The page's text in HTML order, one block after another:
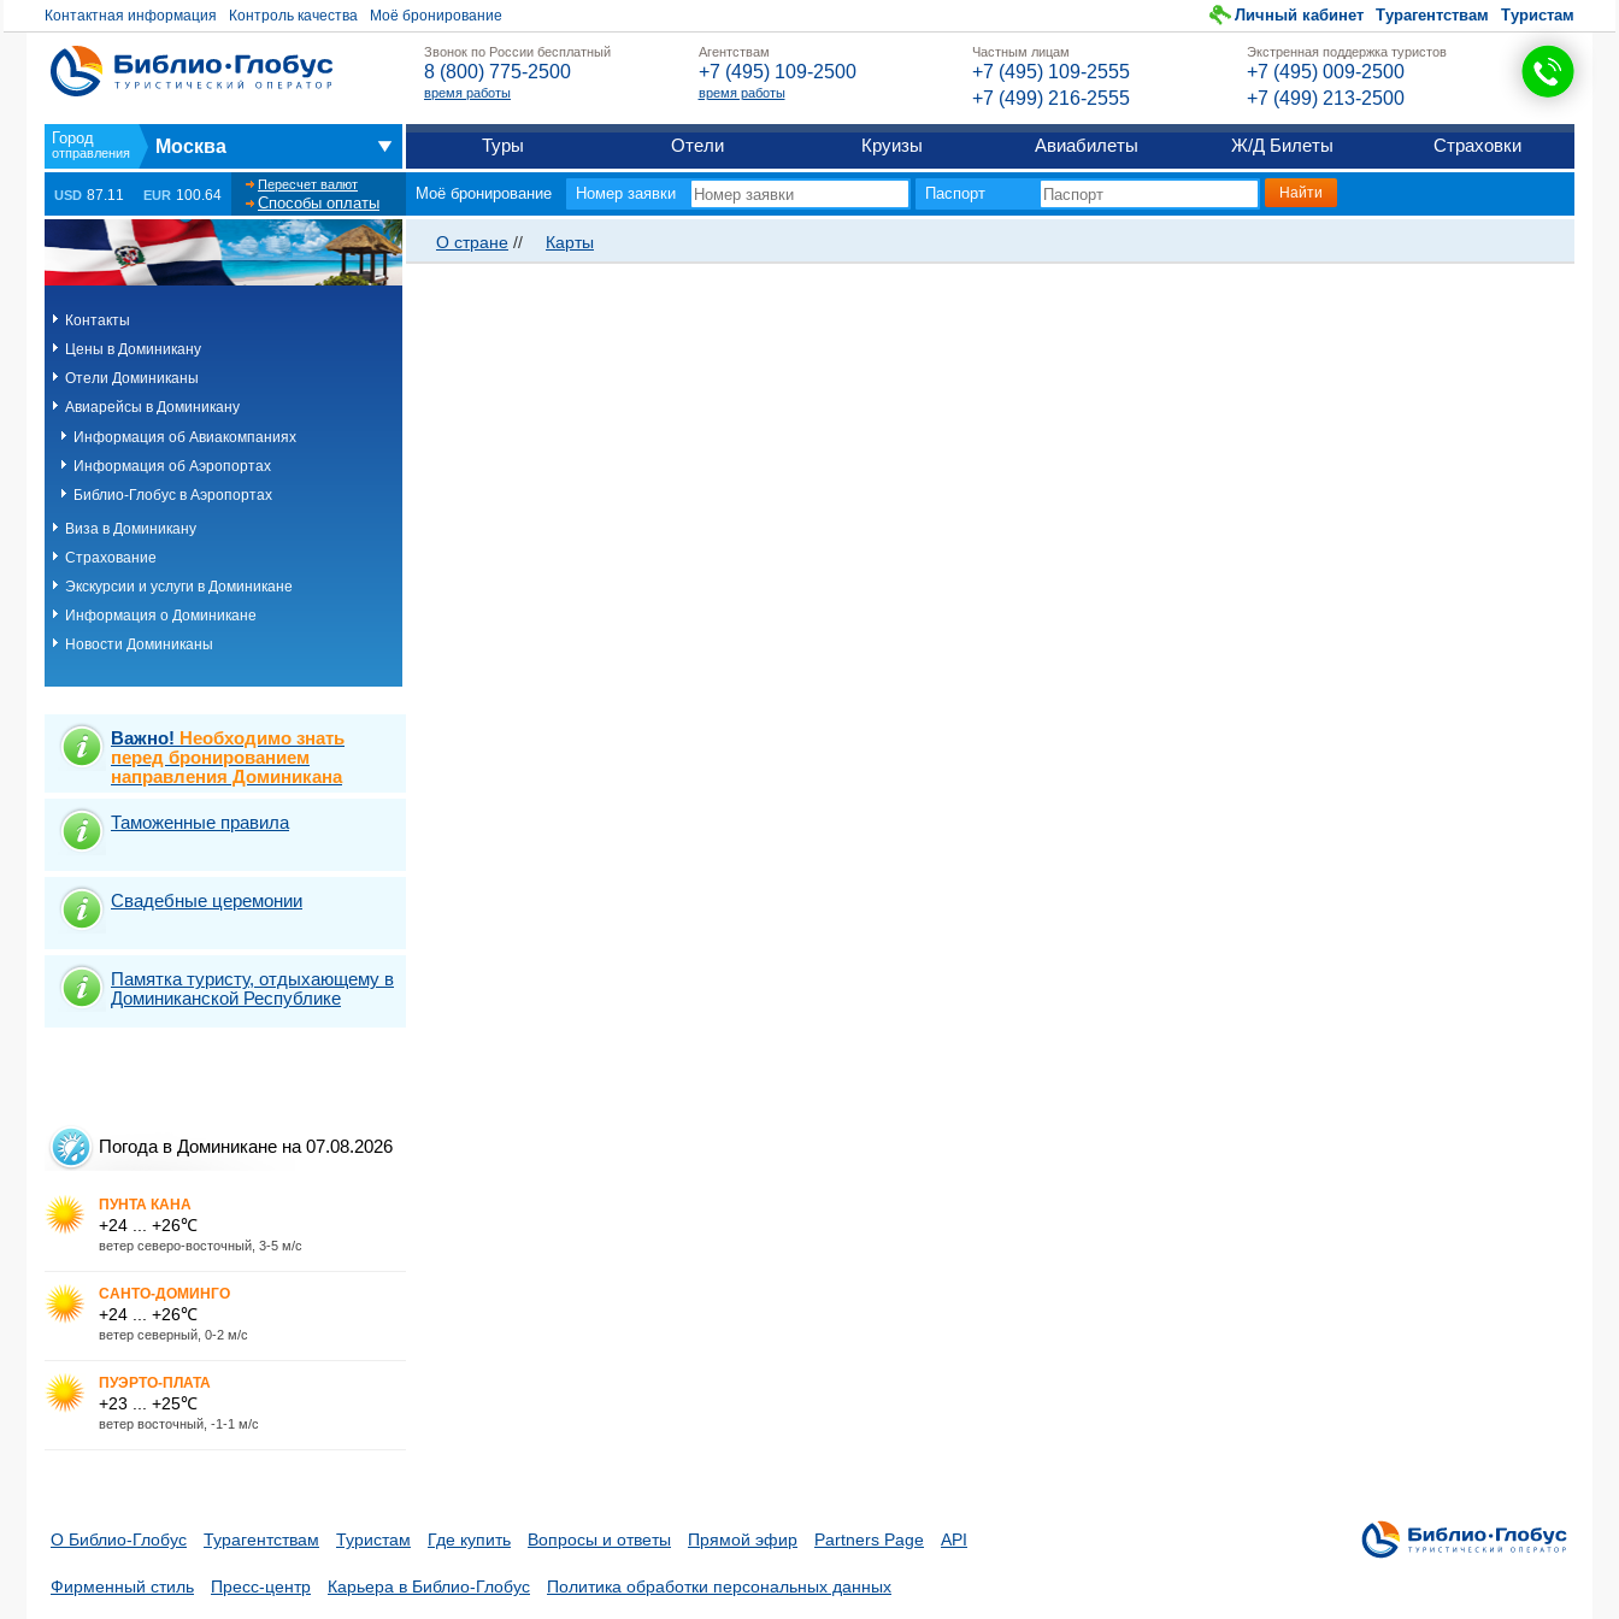
Контактная информация Контроль качества Моё бронирование Личный кабинет Турагентствам Туристам
Звонок по России бесплатный
8 (800) 775-2500
время работы
Агентствам
+7 (495) 109-2500
время работы
Частным лицам
+7 (495) 109-2555
+7 (499) 216-2555
Экстренная поддержка туристов
+7 (495) 009-2500
+7 (499) 213-2500
Москва Туры Отели Круизы Авиабилеты Ж/Д Билеты Страховки
USD 87.11 EUR 100.64
Пересчет валют
Способы оплаты
Моё бронирование Номер заявки Паспорт
Контакты
Цены в Доминикану
Отели Доминиканы
Авиарейсы в Доминикану
Информация об Авиакомпаниях
Информация об Аэропортах
Библио-Глобус в Аэропортах
Виза в Доминикану
Страхование
Экскурсии и услуги в Доминикане
Информация о Доминикане
Новости Доминиканы
Важно! Необходимо знать
перед бронированием
направления Доминикана
Таможенные правила
Свадебные церемонии
Памятка туристу, отдыхающему в
Доминиканской Республике
Погода в Доминикане на 07.08.2026
ПУНТА КАНА
+24 ... +26℃
ветер северо-восточный, 3-5 м/с
САНТО-ДОМИНГО
+24 ... +26℃
ветер северный, 0-2 м/с
ПУЭРТО-ПЛАТА
+23 ... +25℃
ветер восточный, -1-1 м/с
О стране // Карты
О Библио-Глобус Турагентствам Туристам Где купить Вопросы и ответы Прямой эфир Partners Page API
Фирменный стиль Пресс-центр Карьера в Библио-Глобус Политика обработки персональных данных